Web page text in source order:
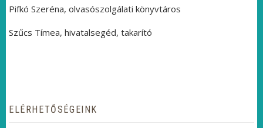
Pifkó Szeréna, olvasószolgálati könyvtáros
Szűcs Tímea, hivatalsegéd, takarító
ELÉRHETŐSÉGEINK